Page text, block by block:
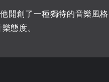
開創了一種獨特的音樂
態度。